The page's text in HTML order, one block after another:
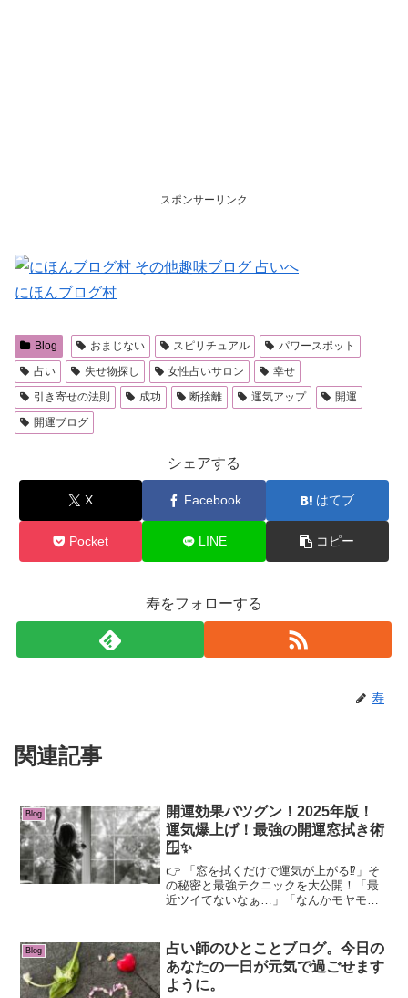
スポンサーリンク
にほんブログ村
Blog おまじない スピリチュアル
パワースポット
占い
失せ物探し 女性占いサロン
幸せ
引き寄せの法則
成功 断捨離 運気アップ
開運
開運ブログ
シェアする
X Facebook はてブ
Pocket LINE コピー
寿をフォローする
寿
関連記事
Blog
開運効果バツグン！2025年版！
運気爆上げ！最強の開運窓拭き術
🪟✨
👉 「窓を拭くだけで運気が上がる⁉」そ
の秘密と最強テクニックを大公開！「最
近ツイてないなぁ…」「なんかモヤモヤ
か？風水では、窓は「運気の入り口」。
つまり、汚れた窓＝運気が...
Blog
占い師のひとことブログ。今日の
あなたの一日が元気で過ごせます
ように。